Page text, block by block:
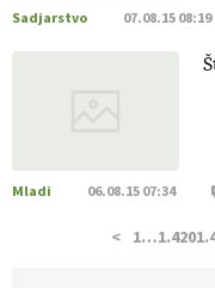
https://t.co/xp1oihBDaJ
Sadjarstvo 07.08.15 08:19
Mladi 06.08.15 07:34
< 1…1.420